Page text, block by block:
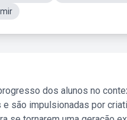
dos alunos no
são impulsionadas por